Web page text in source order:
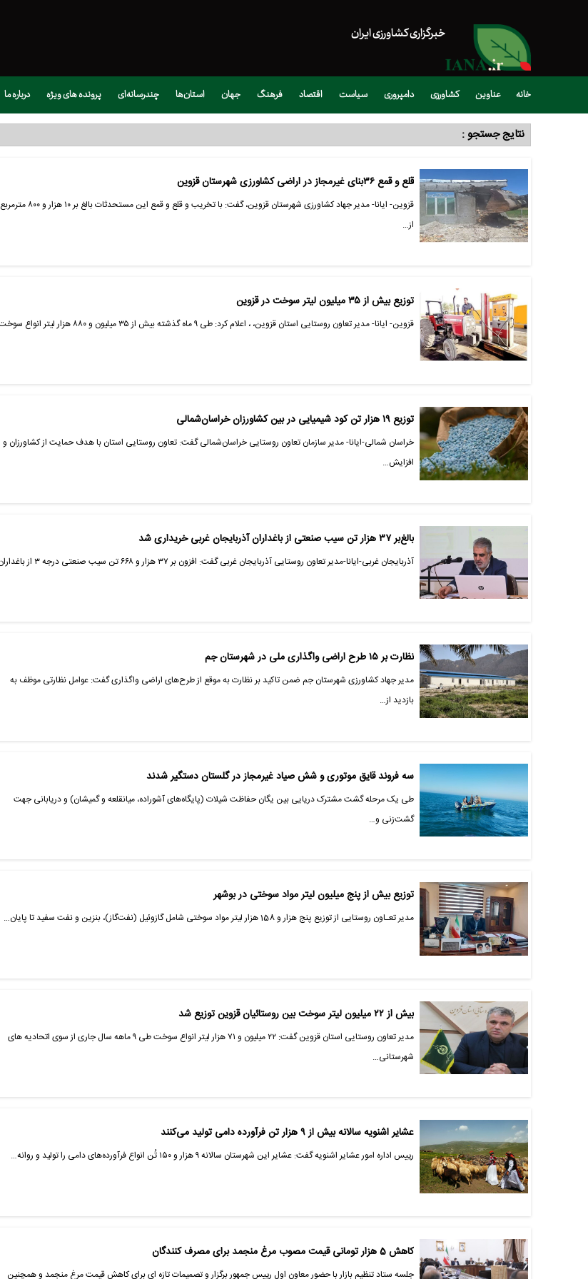
خبرگزاری کشاورزی ایران
خانه عناوین کشاورزی دامپروری سیاست اقتصاد فرهنگ جهان استان‌ها چندرسانه‌ای پرونده های ویژه درباره ما
نتایج جستجو :
قلع و قمع ۳۶بنای غیرمجاز در اراضی کشاورزی شهرستان قزوین
قزوین- ایانا- مدیر جهاد کشاورزی شهرستان قزوین، گفت: با تخریب و قلع و قمع این مستحدثات بالغ بر ۱۰ هزار و ۸۰۰ مترمربع
از…
توزیع بیش از ۳۵ میلیون لیتر سوخت در قزوین
قزوین- ایانا- مدیر تعاون روستایی استان قزوین، ، اعلام کرد: طی ۹ ماه گذشته بیش از ۳۵ میلیون و ۸۸۰ هزار لیتر انواع سوخت…
توزیع ۱۹ هزار تن کود شیمیایی در بین کشاورزان خراسان‌شمالی
خراسان شمالی-ایانا- مدیر سازمان تعاون روستایی خراسان‌شمالی گفت: تعاون روستایی استان با هدف حمایت از کشاورزان و
‏افزایش…
بالغ‌بر ۳۷ هزار تن سیب صنعتی از باغداران آذربایجان غربی خریداری شد
آذربایجان غربی-ایانا-مدیر تعاون روستایی آذربایجان غربی گفت: افزون بر ۳۷ هزار و ۶۶۸ تن سیب صنعتی درجه ۳ از باغداران…
نظارت بر ۱۵ طرح اراضی واگذاری ملی در شهرستان جم
مدیر جهاد کشاورزی شهرستان جم ضمن تاکید بر نظارت به موقع از طرح‌های اراضی واگذاری گفت: عوامل نظارتی موظف به
بازدید از…
سه فروند قایق موتوری و شش صیاد غیرمجاز در گلستان دستگیر شدند
طی یک مرحله گشت مشترک دریایی بین یگان حفاظت شیلات (پایگاه‌های آشوراده، میانقلعه و گمیشان) و دریابانی جهت
گشت‌زنی و…
توزیع بیش از پنج میلیون لیتر مواد سوختی در بوشهر
مدیر تعـاون روستایی از توزیع پنج هزار و 158 هزار لیتر مواد سوختی شامل گازوئیل (نفت‌گاز)، بنزین و نفت سفید تا پایان…
بیش از ۲۲ میلیون لیتر سوخت بین روستائیان قزوین توزیع شد
مدیر تعاون روستایی استان قزوین گفت: ۲۲ میلیون و ۷۱ هزار لیتر انواع سوخت طی ۹ ماهه سال جاری از سوی اتحادیه های
شهرستانی…
عشایر اشنویه سالانه بیش از ۹ هزار تن فرآورده دامی تولید می‌کنند
رییس اداره امور عشایر اشنویه گفت: عشایر این شهرستان سالانه ۹ هزار و ۱۵۰ تُن انواع فرآورده‌های دامی را تولید و روانه…
کاهش 5 هزار تومانی قیمت مصوب مرغ منجمد برای مصرف کنندگان
جلسه ستاد تنظیم بازار با حضور معاون اول رییس جمهور برگزار و تصمیمات تازه ای برای کاهش قیمت مرغ منجمد و همچنین